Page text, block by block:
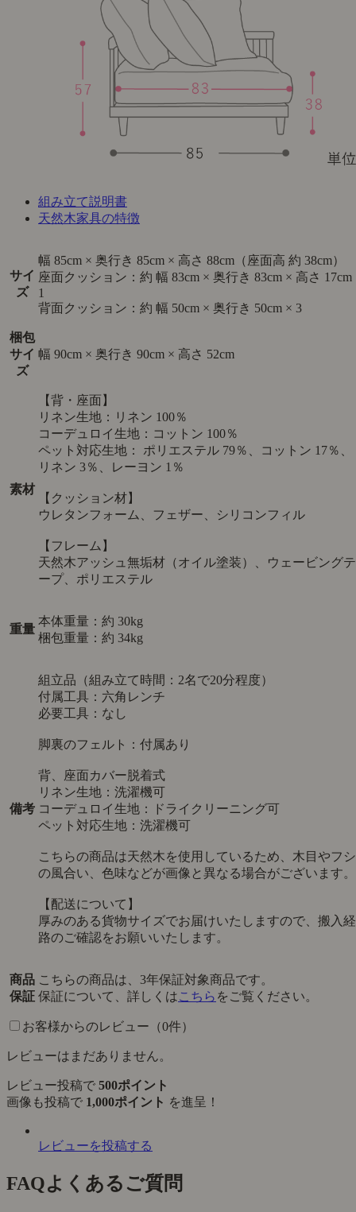
組み立て説明書
天然木家具の特徴
サイ
ズ
幅 85cm × 奥行き 85cm × 高さ 88cm（座面高 約 38cm）
座面クッション：約 幅 83cm × 奥行き 83cm × 高さ 17cm
1
背面クッション：約 幅 50cm × 奥行き 50cm × 3
梱包
サイ
ズ
幅 90cm × 奥行き 90cm × 高さ 52cm
素材
【背・座面】
リネン生地：リネン 100％
コーデュロイ生地：コットン 100％
ペット対応生地： ポリエステル 79％、コットン 17％、
リネン 3％、レーヨン 1％
【クッション材】
ウレタンフォーム、フェザー、シリコンフィル
【フレーム】
天然木アッシュ無垢材（オイル塗装）、ウェービングテ
ープ、ポリエステル
重量
本体重量：約 30kg
梱包重量：約 34kg
備考
組立品（組み立て時間：2名で20分程度）
付属工具：六角レンチ
必要工具：なし
脚裏のフェルト：付属あり
背、座面カバー脱着式
リネン生地：洗濯機可
コーデュロイ生地：ドライクリーニング可
ペット対応生地：洗濯機可
こちらの商品は天然木を使用しているため、木目やフシ
の風合い、色味などが画像と異なる場合がございます。
【配送について】
厚みのある貨物サイズでお届けいたしますので、搬入経
路のご確認をお願いいたします。
商品
保証
こちらの商品は、3年保証対象商品です。
保証について、詳しくはこちら をご覧ください。
お客様からのレビュー（0件）
レビューはまだありません。
レビュー投稿で 500ポイント
画像も投稿で 1,000ポイント を進呈！
レビューを投稿する
FAQよくあるご質問